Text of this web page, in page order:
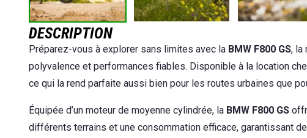
DESCRIPTION
Préparez-vous à explorer sans limites avec la BMW F800 GS, la
polyvalence et performances fiables. Disponible à la location
ce qui la rend parfaite aussi bien pour les routes urbaines que
Équipée d’un moteur de moyenne cylindrée, la BMW F800 GS
différents terrains et une consommation efficace, garantissant